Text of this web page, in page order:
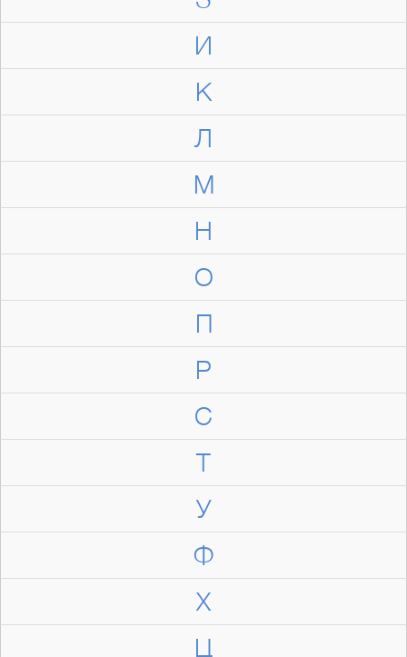
И
К
Л
М
Н
О
П
Р
С
Т
У
Ф
Х
Ц